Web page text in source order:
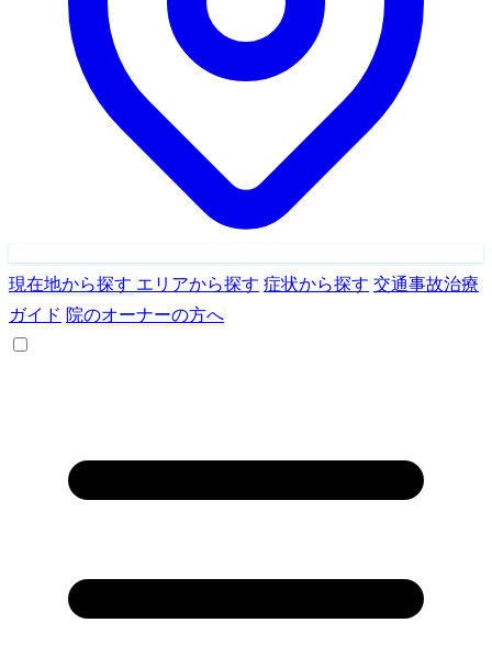
現在地から探す エリアから探す 症状から探す 交通事故治療
ガイド 院のオーナーの方へ